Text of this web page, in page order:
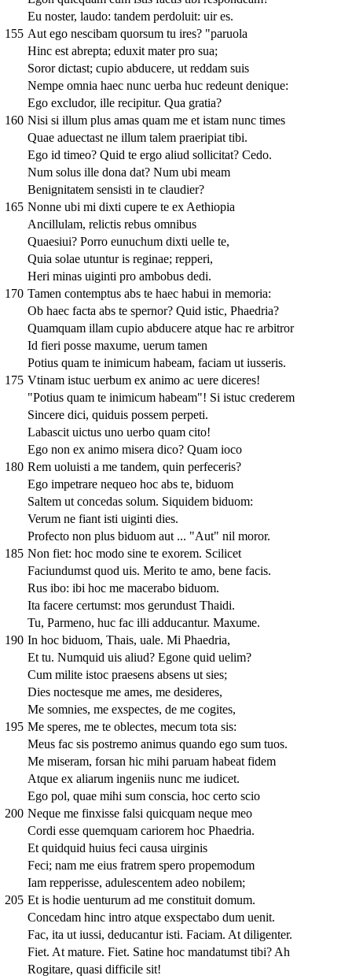
Eu noster, laudo: tandem perdoluit: uir es.
155 Aut ego nescibam quorsum tu ires? "paruola
Hinc est abrepta; eduxit mater pro sua;
Soror dictast; cupio abducere, ut reddam suis
Nempe omnia haec nunc uerba huc redeunt denique:
Ego excludor, ille recipitur. Qua gratia?
160 Nisi si illum plus amas quam me et istam nunc times
Quae aduectast ne illum talem praeripiat tibi.
Ego id timeo? Quid te ergo aliud sollicitat? Cedo.
Num solus ille dona dat? Num ubi meam
Benignitatem sensisti in te claudier?
165 Nonne ubi mi dixti cupere te ex Aethiopia
Ancillulam, relictis rebus omnibus
Quaesiui? Porro eunuchum dixti uelle te,
Quia solae utuntur is reginae; repperi,
Heri minas uiginti pro ambobus dedi.
170 Tamen contemptus abs te haec habui in memoria:
Ob haec facta abs te spernor? Quid istic, Phaedria?
Quamquam illam cupio abducere atque hac re arbitror
Id fieri posse maxume, uerum tamen
Potius quam te inimicum habeam, faciam ut iusseris.
175 Vtinam istuc uerbum ex animo ac uere diceres!
"Potius quam te inimicum habeam"! Si istuc crederem
Sincere dici, quiduis possem perpeti.
Labascit uictus uno uerbo quam cito!
Ego non ex animo misera dico? Quam ioco
180 Rem uoluisti a me tandem, quin perfeceris?
Ego impetrare nequeo hoc abs te, biduom
Saltem ut concedas solum. Siquidem biduom:
Verum ne fiant isti uiginti dies.
Profecto non plus biduom aut ... "Aut" nil moror.
185 Non fiet: hoc modo sine te exorem. Scilicet
Faciundumst quod uis. Merito te amo, bene facis.
Rus ibo: ibi hoc me macerabo biduom.
Ita facere certumst: mos gerundust Thaidi.
Tu, Parmeno, huc fac illi adducantur. Maxume.
190 In hoc biduom, Thais, uale. Mi Phaedria,
Et tu. Numquid uis aliud? Egone quid uelim?
Cum milite istoc praesens absens ut sies;
Dies noctesque me ames, me desideres,
Me somnies, me exspectes, de me cogites,
195 Me speres, me te oblectes, mecum tota sis:
Meus fac sis postremo animus quando ego sum tuos.
Me miseram, forsan hic mihi paruam habeat fidem
Atque ex aliarum ingeniis nunc me iudicet.
Ego pol, quae mihi sum conscia, hoc certo scio
200 Neque me finxisse falsi quicquam neque meo
Cordi esse quemquam cariorem hoc Phaedria.
Et quidquid huius feci causa uirginis
Feci; nam me eius fratrem spero propemodum
Iam repperisse, adulescentem adeo nobilem;
205 Et is hodie uenturum ad me constituit domum.
Concedam hinc intro atque exspectabo dum uenit.
Fac, ita ut iussi, deducantur isti. Faciam. At diligenter.
Fiet. At mature. Fiet. Satine hoc mandatumst tibi? Ah
Rogitare, quasi difficile sit!